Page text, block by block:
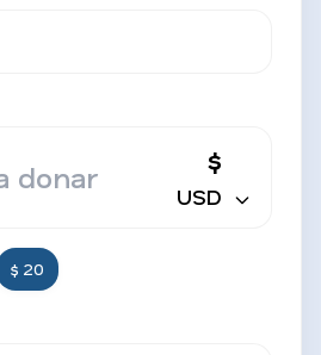
$
USD
$ 20